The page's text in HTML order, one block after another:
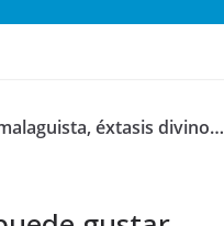
éxtasis divino…